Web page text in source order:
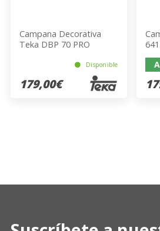
Campana Decorativa
Teka DBP 70 PRO
Disponible
179,00€
A